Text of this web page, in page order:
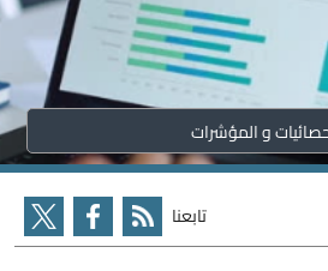
و المؤشرات
تابعنا